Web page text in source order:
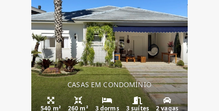
CASAS EM CONDOMÍNIO
540 m² 260 m² 3 dorms 3 suítes 2 vagas